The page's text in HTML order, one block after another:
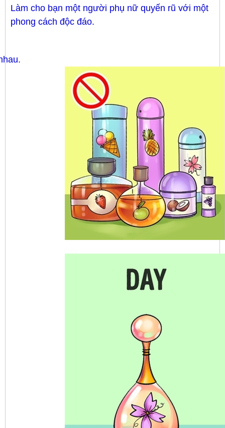
Làm cho bạn một người phụ nữ quyến rũ với một
phong cách độc đáo.